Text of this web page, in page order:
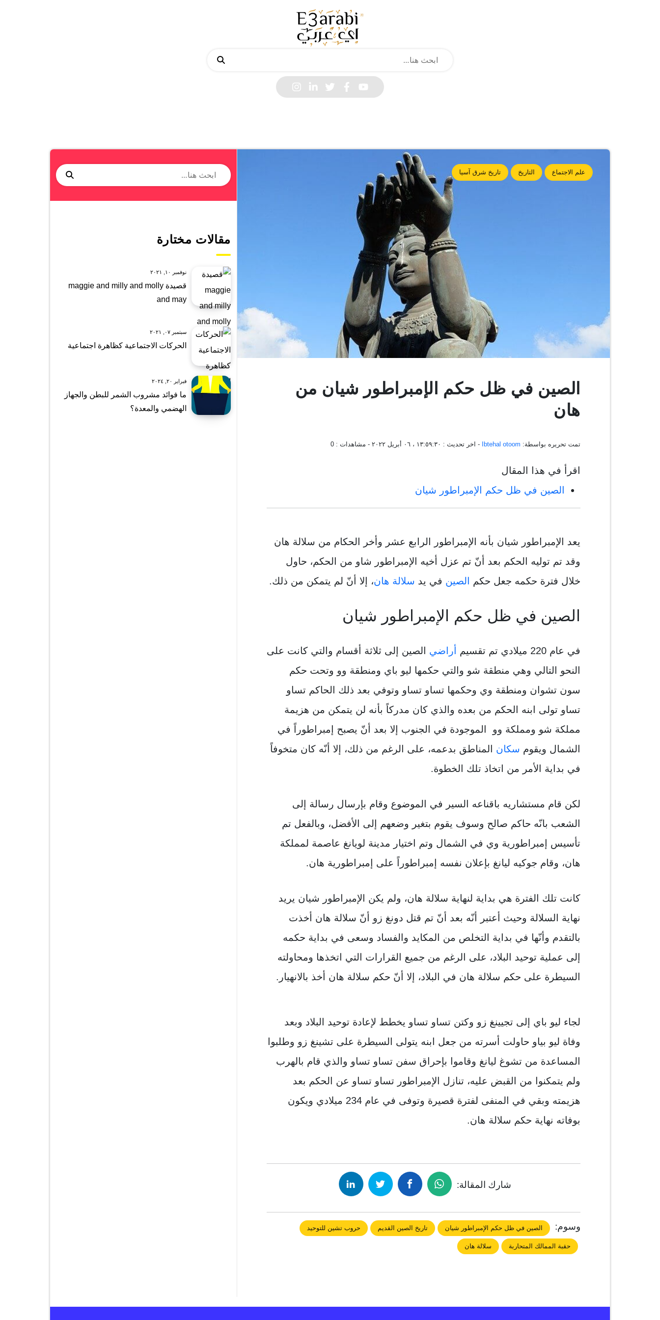
علم الاجتماع التاريخ تاريخ شرق آسيا
الصين في ظل حكم الإمبراطور شيان من
هان
تمت تحريره بواسطة: Ibtehal otoom - اخر تحديث : ١٣:٥٩:٣٠ ، ٠٦ أبريل ٢٠٢٢ - مشاهدات : 0
اقرأ في هذا المقال
الصين في ظل حكم الإمبراطور شيان
يعد الإمبراطور شيان بأنه الإمبراطور الرابع عشر وأخر الحكام من سلالة هان
وقد تم توليه الحكم بعد أنّ تم عزل أخيه الإمبراطور شاو من الحكم، حاول
خلال فترة حكمه جعل حكم
الصين في يد سلالة هان، إلا أنّ لم يتمكن من ذلك.
الصين في ظل حكم الإمبراطور شيان
في عام 220 ميلادي تم تقسيم أراضي الصين إلى ثلاثة أقسام والتي كانت على
النحو التالي وهي منطقة شو والتي حكمها ليو باي ومنطقة وو وتحت حكم
سون تشوان ومنطقة وي وحكمها تساو تساو وتوفي بعد ذلك الحاكم تساو
تساو تولى ابنه الحكم من بعده والذي كان مدركاً بأنه لن يتمكن من هزيمة
مملكة شو ومملكة وو الموجودة في الجنوب إلا بعد أنّ يصبح إمبراطوراً في
الشمال ويقوم سكان المناطق بدعمه، على الرغم من ذلك، إلا أنّه كان متخوفاً
في بداية الأمر من اتخاذ تلك الخطوة.
لكن قام مستشاريه باقناعه السير في الموضوع وقام بإرسال رسالة إلى
الشعب بانّه حاكم صالح وسوف يقوم بتغير وضعهم إلى الأفضل، وبالفعل تم
تأسيس إمبراطورية وي في الشمال وتم اختيار مدينة لويانغ عاصمة لمملكة
هان، وقام جوكيه ليانغ بإعلان نفسه إمبراطوراً على إمبراطورية هان.
كانت تلك الفترة هي بداية لنهاية سلالة هان، ولم يكن الإمبراطور شيان يريد
نهاية السلالة وحيث أعتبر أنّه بعد أنّ تم قتل دونغ زو أنّ سلالة هان أخذت
بالتقدم وأنّها في بداية التخلص من المكايد والفساد وسعى في بداية حكمه
إلى عملية توحيد البلاد، على الرغم من جميع القرارات التي اتخذها ومحاولته
السيطرة على حكم سلالة هان في البلاد، إلا أنّ حكم سلالة هان أخذ بالانهيار.
لجاء ليو باي إلى تجيينغ زو وكتن تساو تساو يخطط لإعادة توحيد البلاد وبعد
وفاة ليو بياو حاولت أسرته من جعل ابنه يتولى السيطرة على تشينغ زو وطلبوا
المساعدة من تشوغ ليانغ وقاموا بإحراق سفن تساو تساو والذي قام بالهرب
ولم يتمكنوا من القبض عليه، تنازل الإمبراطور تساو تساو عن الحكم بعد
هزيمته وبقي في المنفى لفترة قصيرة وتوفى في عام 234 ميلادي ويكون
بوفاته نهاية حكم سلالة هان.
شارك المقالة:
وسوم: الصين في ظل حكم الإمبراطور شيان تاريخ الصين القديم حروب تشين للتوحيد
حقبة الممالك المتحاربة سلالة هان
مقالات مختارة
نوفمبر ١٠, ٢٠٢١
قصيدة maggie and milly and molly
and may
سبتمبر ٠٧, ٢٠٢١
الحركات الاجتماعية كظاهرة اجتماعية
فبراير ٢٠, ٢٠٢٤
ما فوائد مشروب الشمر للبطن والجهاز
الهضمي والمعدة؟